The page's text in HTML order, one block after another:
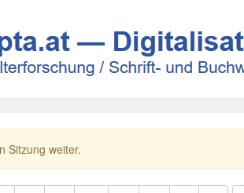
Sitzung weiter.